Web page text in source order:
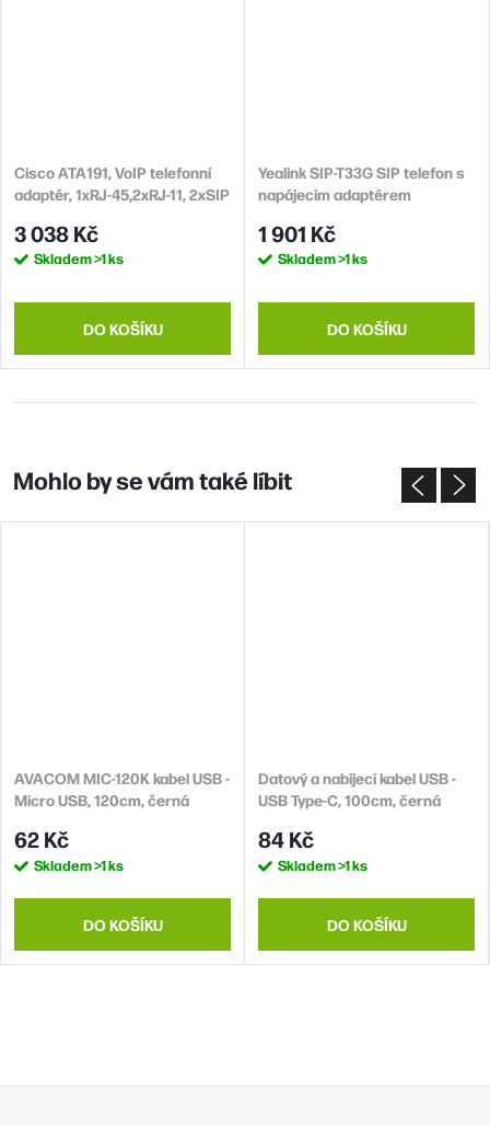
Cisco ATA191, VoIP telefonní
adaptér, 1xRJ-45,2xRJ-11, 2xSIP
3 038 Kč
Skladem>1 ks
DO KOŠÍKU
Yealink SIP-T33G SIP telefon s
napájecím adaptérem
1 901 Kč
Skladem>1 ks
DO KOŠÍKU
AVACOM MIC-120K kabel USB -
Micro USB, 120cm, černá
62 Kč
Skladem>1 ks
DO KOŠÍKU
Datový a nabíjecí kabel USB -
USB Type-C, 100cm, černá
84 Kč
Skladem>1 ks
DO KOŠÍKU
Z